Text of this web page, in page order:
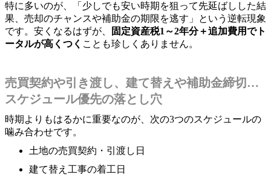
特に多いのが、「少しでも安い時期を狙って先延ばしした結
果、売却のチャンスや補助金の期限を逃す」という逆転現象
です。安くなるはずが、
固定資産税1～2年分＋追加費用でト
ータルが高くつく ことも珍しくありません。
売買契約や引き渡し、建て替えや補助金締切…
スケジュール優先の落とし穴
時期よりもはるかに重要なのが、次の3つのスケジュールの
噛み合わせです。
土地の売買契約・引渡し日
建て替え工事の着工日